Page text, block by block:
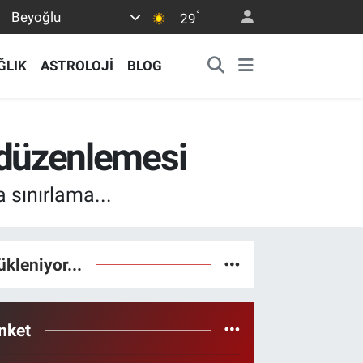
Beyoğlu 29°
ASTROLOJİ BLOG